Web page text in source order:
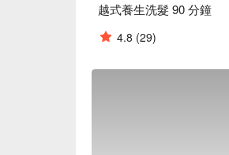
越式養生洗髮 90 分鐘
4.8 (29)